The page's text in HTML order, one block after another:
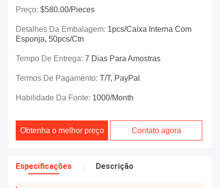
Preço: $580.00/Pieces
Detalhes Da Embalagem: 1pcs/caixa Interna Com
Esponja, 50pcs/ctn
Tempo De Entrega: 7 Dias Para Amostras
Termos De Pagamento: T/T, PayPal
Habilidade Da Fonte: 1000/month
Obtenha o melhor preço Contato agora
Especificações Descrição